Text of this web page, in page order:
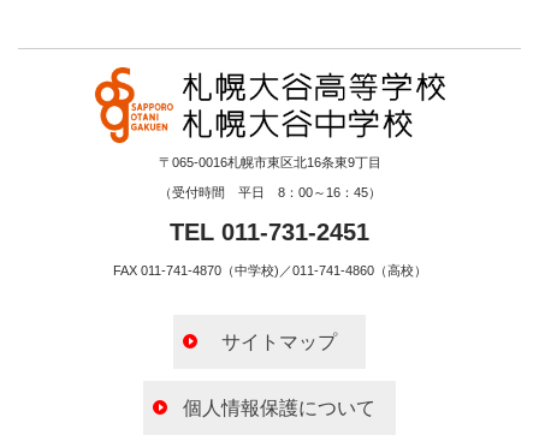
〒065-0016札幌市東区北16条東9丁目
（受付時間 平日 8：00～16：45）
TEL 011-731-2451
FAX 011-741-4870（中学校)／011-741-4860（高校）
サイトマップ
個人情報保護について